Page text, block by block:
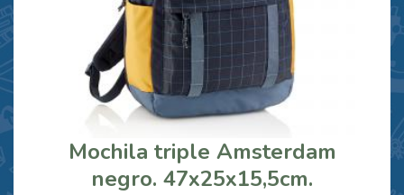
Mochila triple Amsterdam
negro. 47x25x15,5cm.